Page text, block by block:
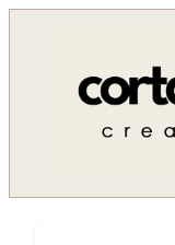
contenido